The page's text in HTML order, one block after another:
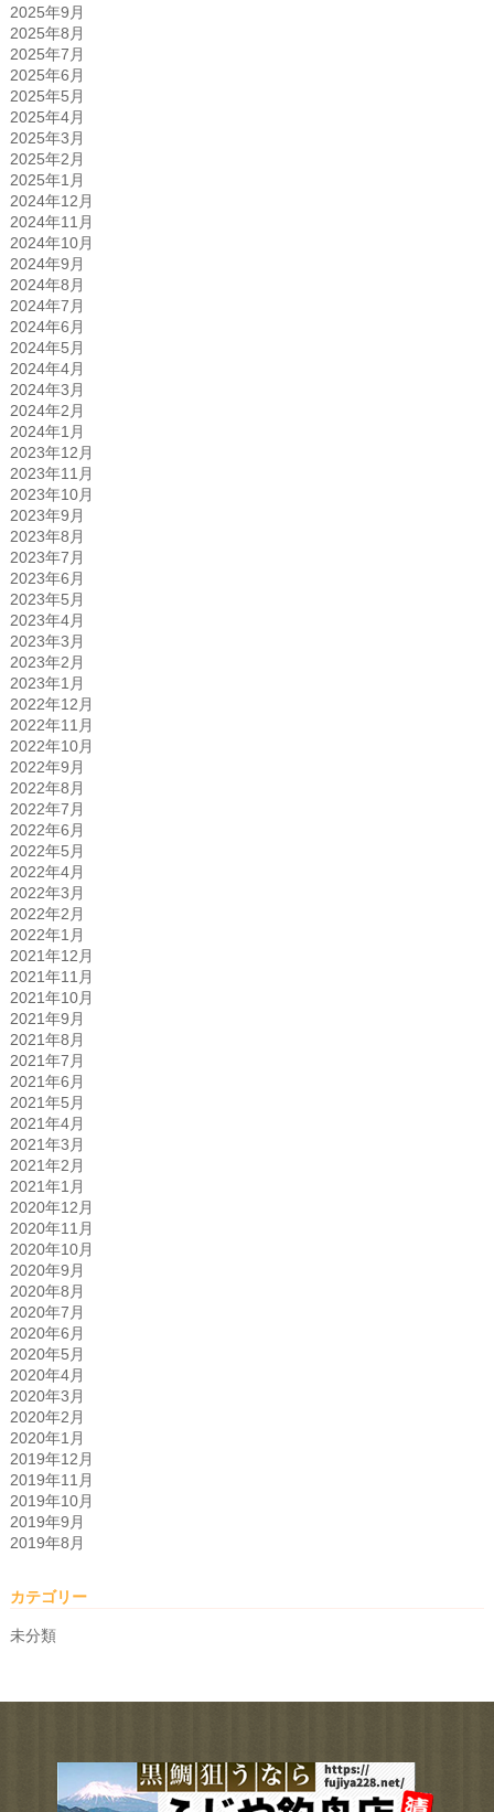
2025年9月
2025年8月
2025年7月
2025年6月
2025年5月
2025年4月
2025年3月
2025年2月
2025年1月
2024年12月
2024年11月
2024年10月
2024年9月
2024年8月
2024年7月
2024年6月
2024年5月
2024年4月
2024年3月
2024年2月
2024年1月
2023年12月
2023年11月
2023年10月
2023年9月
2023年8月
2023年7月
2023年6月
2023年5月
2023年4月
2023年3月
2023年2月
2023年1月
2022年12月
2022年11月
2022年10月
2022年9月
2022年8月
2022年7月
2022年6月
2022年5月
2022年4月
2022年3月
2022年2月
2022年1月
2021年12月
2021年11月
2021年10月
2021年9月
2021年8月
2021年7月
2021年6月
2021年5月
2021年4月
2021年3月
2021年2月
2021年1月
2020年12月
2020年11月
2020年10月
2020年9月
2020年8月
2020年7月
2020年6月
2020年5月
2020年4月
2020年3月
2020年2月
2020年1月
2019年12月
2019年11月
2019年10月
2019年9月
2019年8月
カテゴリー
未分類